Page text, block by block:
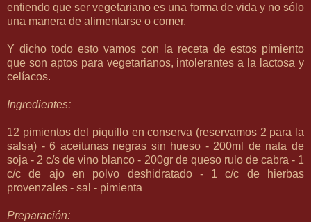
entiendo que ser vegetariano es una forma de vida y no sólo
una manera de alimentarse o comer.
Y dicho todo esto vamos con la receta de estos pimiento
que son aptos para vegetarianos, intolerantes a la lactosa y
celíacos.
Ingredientes:
12 pimientos del piquillo en conserva (reservamos 2 para la
salsa) - 6 aceitunas negras sin hueso - 200ml de nata de
soja - 2 c/s de vino blanco - 200gr de queso rulo de cabra - 1
c/c de ajo en polvo deshidratado - 1 c/c de hierbas
provenzales - sal - pimienta
Preparación: